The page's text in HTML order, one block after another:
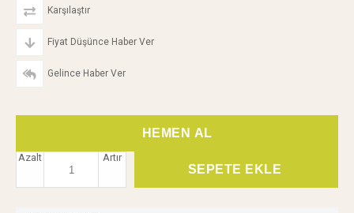
Karşılaştır
Fiyat Düşünce Haber Ver
Gelince Haber Ver
Artır
Azalt